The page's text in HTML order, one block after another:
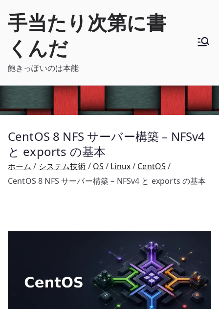
手当たり次第に書
くんだ
飽きっぽいのは本能
CentOS 8 NFS サーバー構築 – NFSv4
と exports の基本
ホーム システム技術 OS Linux
CentOS
CentOS 8 NFS サーバー構築 – NFSv4 と exports の基本